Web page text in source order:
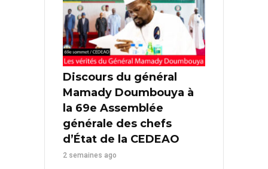
Discours du général
Mamady Doumbouya à
la 69e Assemblée
générale des chefs
d’État de la CEDEAO
2 semaines ago